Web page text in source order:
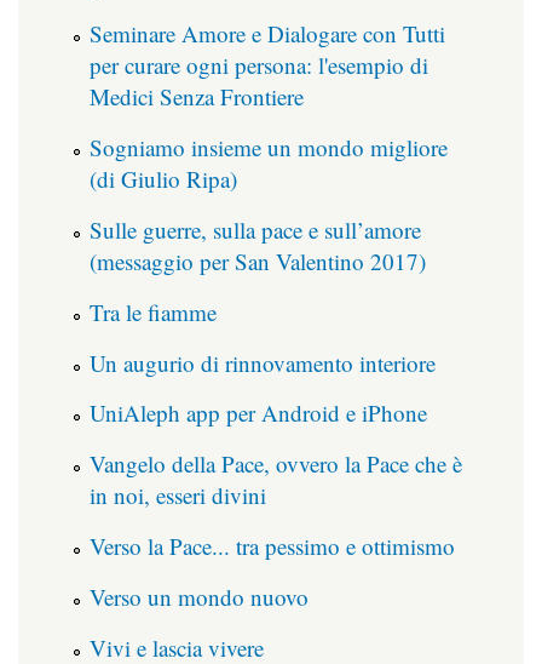
Seminare Amore e Dialogare con Tutti
per curare ogni persona: l'esempio di
Medici Senza Frontiere
Sogniamo insieme un mondo migliore
(di Giulio Ripa)
Sulle guerre, sulla pace e sull’amore
(messaggio per San Valentino 2017)
Tra le fiamme
Un augurio di rinnovamento interiore
UniAleph app per Android e iPhone
Vangelo della Pace, ovvero la Pace che è
in noi, esseri divini
Verso la Pace... tra pessimo e ottimismo
Verso un mondo nuovo
Vivi e lascia vivere